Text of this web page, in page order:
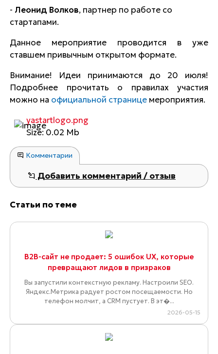
- Леонид Волков, партнер по работе со
стартапами.
Данное мероприятие проводится в уже
ставшем привычным открытом формате.
Внимание! Идеи принимаются до 20 июля!
Подробнее прочитать о правилах участия
можно на официальной странице мероприятия.
yastartlogo.png
Size: 0.02 Mb
Комментарии
Добавить комментарий / отзыв
Статьи по теме
B2B-сайт не продает: 5 ошибок UX, которые
превращают лидов в призраков
Вы запустили контекстную рекламу. Настроили SEO.
Яндекс.Метрика радует ростом посещаемости. Но
телефон молчит, а CRM пустует. В эт�...
2026-05-15